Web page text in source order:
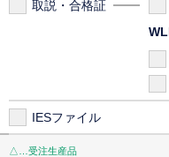
取説・合格証
IESファイル
△…受注生産品